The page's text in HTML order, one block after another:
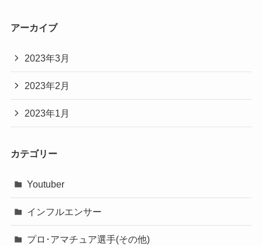
アーカイブ
2023年3月
2023年2月
2023年1月
カテゴリー
Youtuber
インフルエンサー
プロ･アマチュア選手(その他)